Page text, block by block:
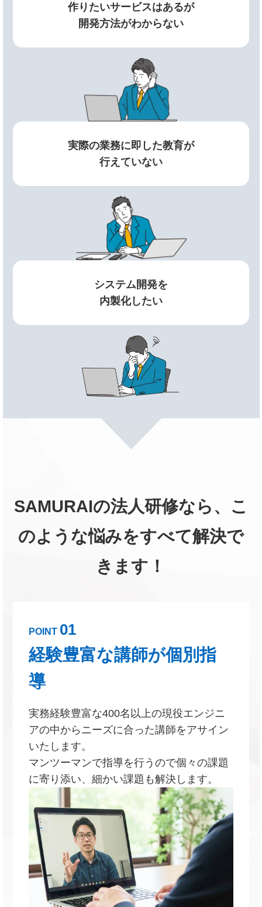
作りたいサービスはあるが
開発方法がわからない
実際の業務に即した教育が
行えていない
システム開発を
内製化したい
SAMURAIの法人研修なら、こ
のような悩みをすべて解決で
きます！
POINT 01
経験豊富な講師が個別指
導
実務経験豊富な400名以上の現役エンジニ
アの中からニーズに合った講師をアサイン
いたします。
マンツーマンで指導を行うので個々の課題
に寄り添い、細かい課題も解決します。